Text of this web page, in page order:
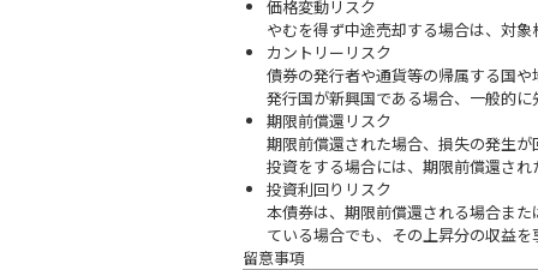
価格変動リスク
やむを得ず中途売却する場合は、対
カントリーリスク
債券の発行者や通貨等の帰属する国
発行国が新興国である場合、一般的に
期限前償還リスク
期限前償還された場合、損失の発生
投資をする場合には、期限前償還さ
投資利回りリスク
本債券は、期限前償還される場合ま
ている場合でも、その上昇分の収益
留意事項